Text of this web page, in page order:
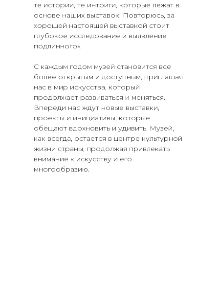
те истории, те интриги, которые лежат в
основе наших выставок. Повторюсь, за
хорошей настоящей выставкой стоит
глубокое исследование и выявление
подлинного».
С каждым годом музей становится все
более открытым и доступным, приглашая
нас в мир искусства, который
продолжает развиваться и меняться.
Впереди нас ждут новые выставки,
проекты и инициативы, которые
обещают вдохновить и удивить. Музей,
как всегда, остается в центре культурной
жизни страны, продолжая привлекать
внимание к искусству и его
многообразию.